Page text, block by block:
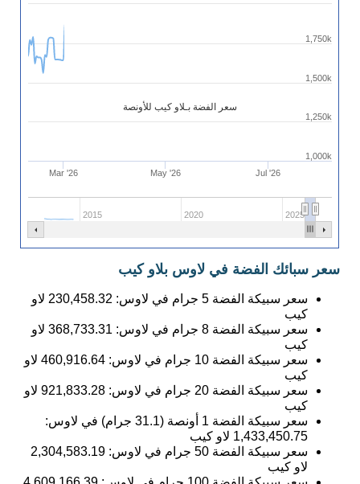
سعر الفضة بـلاو كيب للأونصة
Mar '26 May '26 Jul '26
2015 2020 2025
1,000k
1,250k
1,500k
1,750k
سعر سبائك الفضة في لاوس بلاو كيب
سعر سبيكة الفضة 5 جرام في لاوس: 230,458.32 لاو
كيب
سعر سبيكة الفضة 8 جرام في لاوس:
368,733.31 لاو
كيب
سعر سبيكة الفضة 10 جرام في لاوس:
460,916.64 لاو
كيب
سعر سبيكة الفضة 20 جرام في لاوس:
921,833.28 لاو
كيب
سعر سبيكة الفضة 1 أونصة (31.1 جرام) في لاوس:
1,433,450.75 لاو كيب
سعر سبيكة الفضة 50 جرام في لاوس:
2,304,583.19
لاو كيب